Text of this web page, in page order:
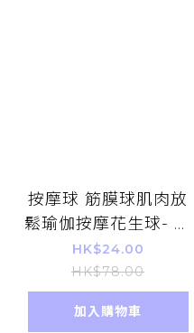
按摩球 筋膜球肌肉放
鬆瑜伽按摩花生球- 藍
色
HK$24.00
HK$78.00
加入購物車